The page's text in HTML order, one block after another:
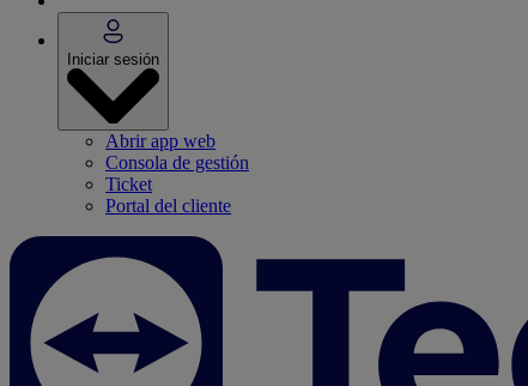
Iniciar sesión
Abrir app web
Consola de gestión
Ticket
Portal del cliente